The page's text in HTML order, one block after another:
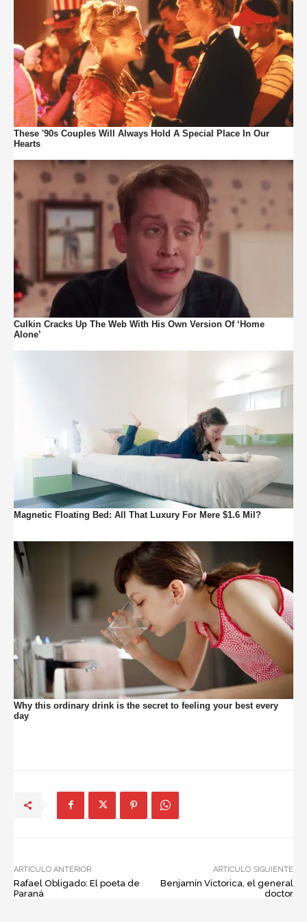
ARTÍCULO ANTERIOR
Rafael Obligado: El poeta de
Paraná
ARTÍCULO SIGUIENTE
Benjamín Victorica, el general
doctor